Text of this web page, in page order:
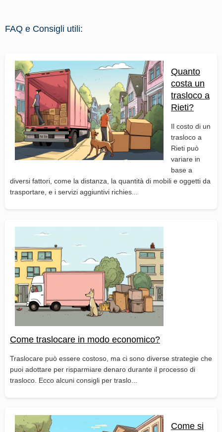
FAQ e Consigli utili:
Quanto
costa un
trasloco a
Rieti?
Il costo di un
trasloco a
Rieti può
variare in
base a
diversi fattori, come la distanza, la quantità di mobili e oggetti da
trasportare, e i servizi aggiuntivi richies...
Come traslocare in modo economico?
Traslocare può essere costoso, ma ci sono diverse strategie che
puoi adottare per risparmiare denaro durante il processo di
trasloco. Ecco alcuni consigli per traslo...
Come si